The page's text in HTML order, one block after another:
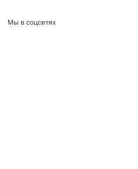
Мы в соцсетях